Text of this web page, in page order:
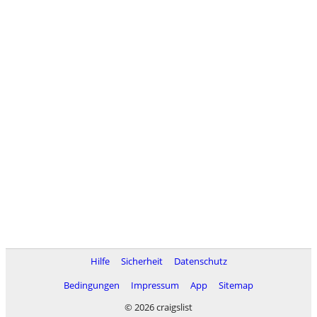
Hilfe Sicherheit
Datenschutz
Bedingungen
Impressum App
Sitemap
© 2026 craigslist